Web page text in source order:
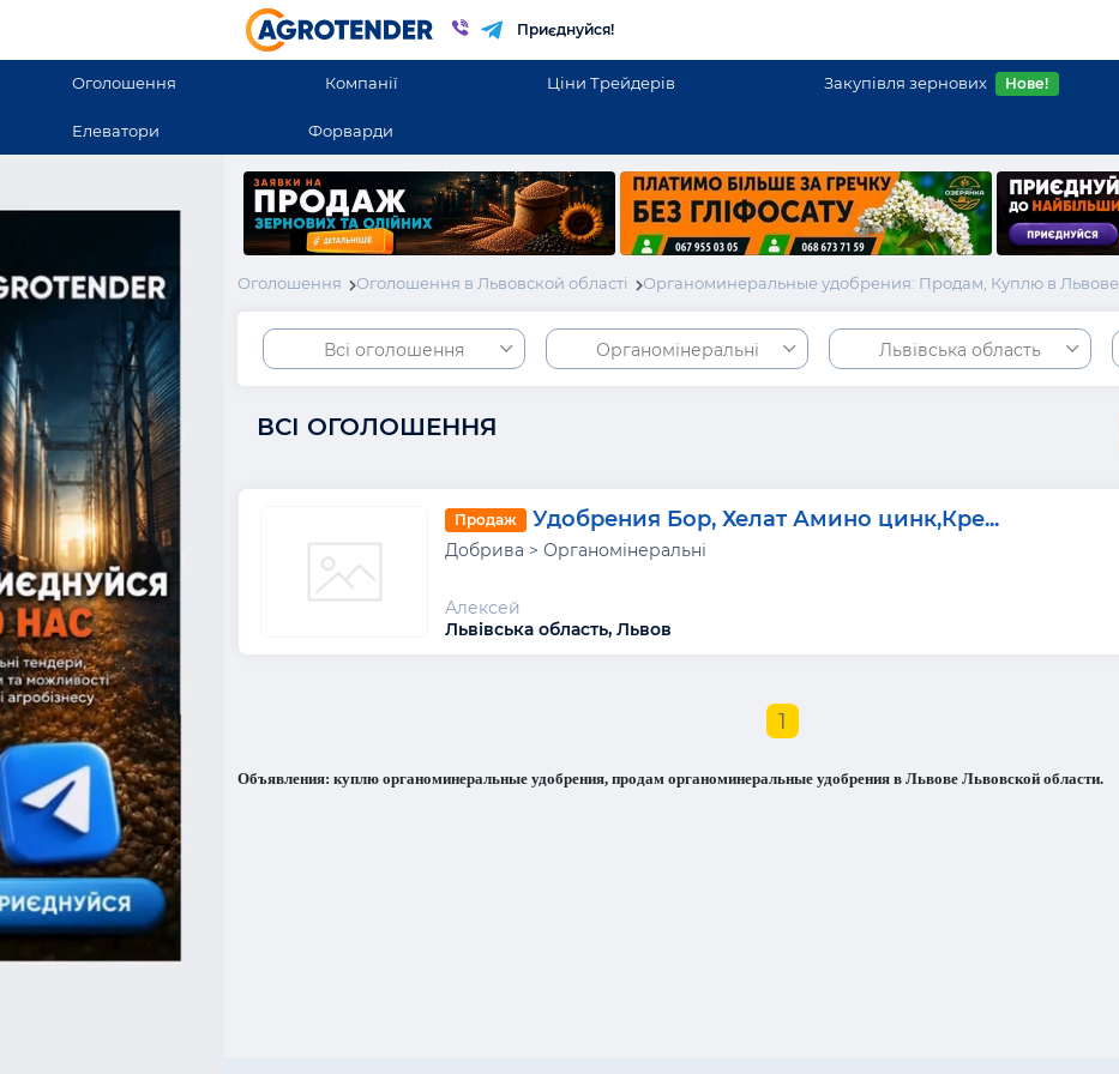
Приєднуйся!
Оголошення Компанії Ціни Трейдерів Закупівля зернових Нове!
Елеватори Форварди
Оголошення Оголошення в Львовской області Органоминеральные удобрения: Продам, Куплю в Львове
Всі оголошення Органомінеральні Львівська область
ВСІ ОГОЛОШЕННЯ
Продаж Удобрения Бор, Хелат Амино цинк,Кре...
Добрива > Органомінеральні
Алексей
Львівська область, Львов
1
Объявления: куплю органоминеральные удобрения, продам органоминеральные удобрения в Львове Львовской области.